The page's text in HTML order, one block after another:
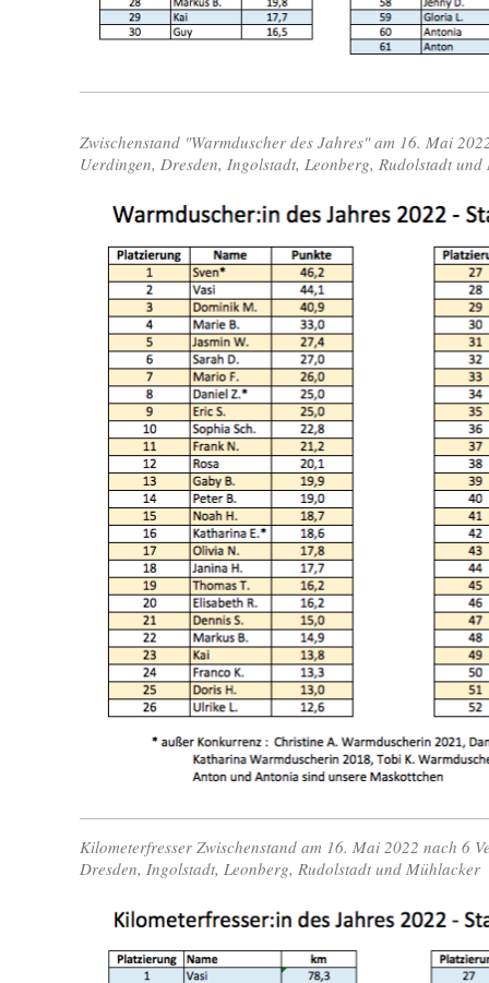
Zwischenstand "Warmduscher des Jahres" am 16. Mai
Uerdingen, Dresden, Ingolstadt, Leonberg, Rudolstadt
Kilometerfresser Zwischenstand am 16. Mai 2022 nach 6
Dresden, Ingolstadt, Leonberg, Rudolstadt und Mühlacker